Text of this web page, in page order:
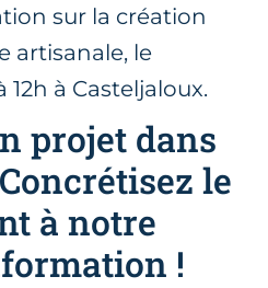
sur la création
artisanale, le
12h à Casteljaloux.
projet dans
le
à notre
!